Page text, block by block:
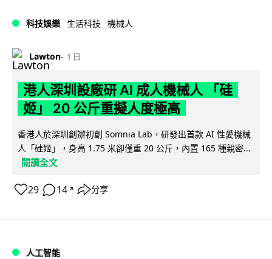
科技娛樂 生活科技 機械人
Lawton 1 日
港人深圳設廠研 AI 成人機械人 「硅
姬」 20 公斤重擬人度極高
香港人於深圳創辦初創 Somnia Lab，研發出首款 AI 性愛機械
人「硅姬」，身高 1.75 米卻僅重 20 公斤，內置 165 種親密...
閱讀全文
29 14 ↗ 分享
人工智能